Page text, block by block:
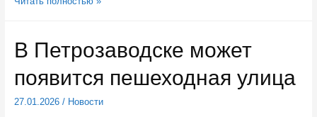
один
большой
дом
для
расселения
В Петрозаводске может
появится пешеходная улица
27.01.2026/ Новости